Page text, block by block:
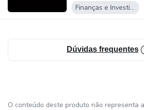
Finanças e Investimentos
Dúvidas frequentes
O conteúdo deste produto não representa